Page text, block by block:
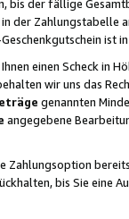
bis der fällige
der
ist
einen Scheck in
wir uns das
genannten
angegebene
bis Sie